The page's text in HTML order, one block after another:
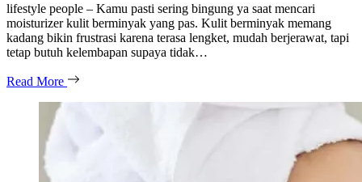
lifestyle people – Kamu pasti sering bingung ya saat mencari
moisturizer kulit berminyak yang pas. Kulit berminyak memang
kadang bikin frustrasi karena terasa lengket, mudah berjerawat, tapi
tetap butuh kelembapan supaya tidak…
Read More